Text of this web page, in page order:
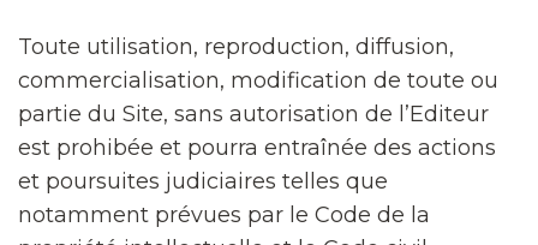
Toute utilisation, reproduction, diffusion,
commercialisation, modification de toute ou
partie du Site, sans autorisation de l’Editeur
est prohibée et pourra entraînée des actions
et poursuites judiciaires telles que
notamment prévues par le Code de la